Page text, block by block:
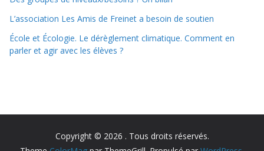
L’association Les Amis de Freinet a besoin de soutien
École et Écologie. Le dérèglement climatique. Comment en
parler et agir avec les élèves ?
Copyright © 2026 . Tous droits réservés.